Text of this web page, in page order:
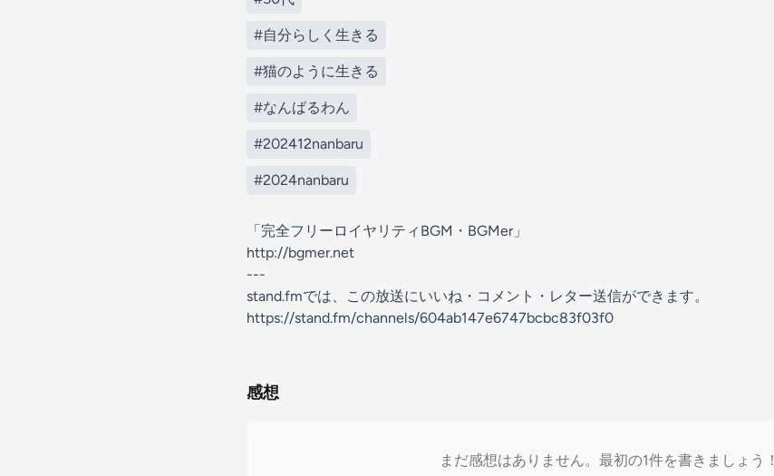
#自分らしく生きる
#猫のように生きる
#なんばるわん
#202412nanbaru
#2024nanbaru
「完全フリーロイヤリティBGM・BGMer」
http://bgmer.net
---
stand.fmでは、この放送にいいね・コメント・レター送信ができます。
https://stand.fm/channels/604ab147e6747bcbc83f03f0
感想
まだ感想はありません。最初の1件を書きましょう！